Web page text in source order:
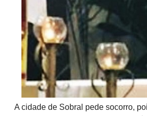
A cidade de Sobral pede socorro,